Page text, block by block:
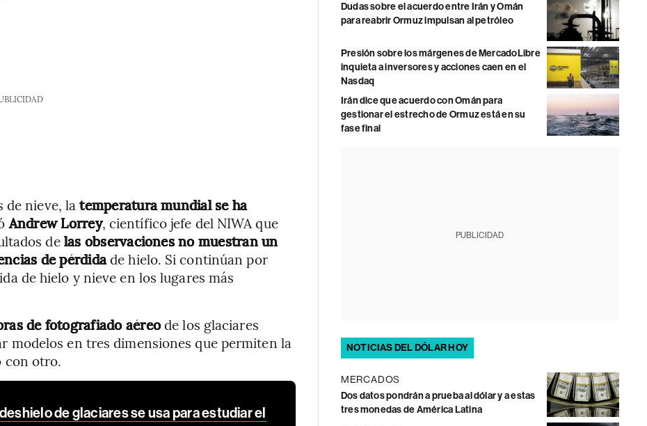
de nieve, la temperatura mundial se ha
Andrew Lorrey, científico jefe del NIWA que
delas observaciones no muestran un
de pérdidade hielo. Si continúan por
de hielo y nieve en los lugares más
de fotografiado aéreode los glaciares
modelos en tres dimensiones que permiten la
con otro.
de glaciares se usa para estudiar el
Dudas sobre el acuerdo entre Irán y Omán
para reabrir Ormuz impulsan al petróleo
Presión sobre los márgenes de MercadoLibre
inquieta a inversores y acciones caen en el
Nasdaq
Irán dice que acuerdo con Omán para
gestionar el estrecho de Ormuz está en su
fase final
PUBLICIDAD
NOTICIAS DEL DÓLAR HOY
MERCADOS
Dos datos pondrán a prueba al dólar y a estas
tres monedas de América Latina